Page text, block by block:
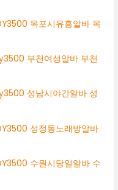
목포시유흥알바 목
부천여성알바 부천
성남시야간알바 성
성정동노래방알바
수원시당일알바 수